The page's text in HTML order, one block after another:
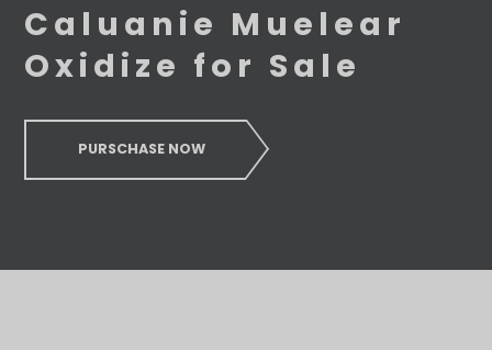
Caluanie Muelear
Oxidize for Sale
PURSCHASE NOW